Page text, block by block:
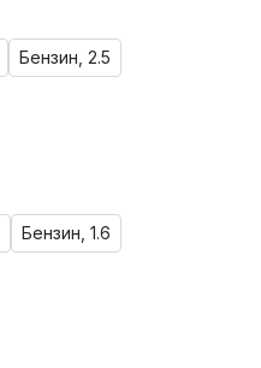
Бензин, 2.5
Бензин, 1.6